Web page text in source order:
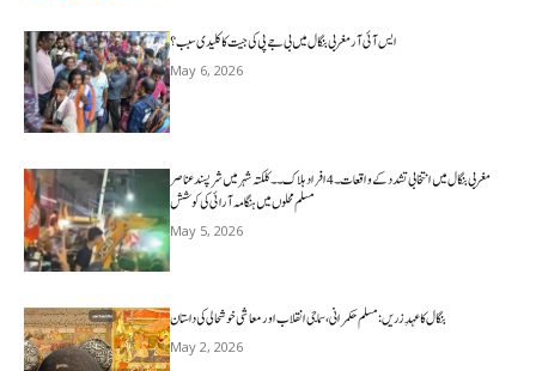
ایس آئی آر مغربی بنگال میں بی جے پی کی جیت کا کلیدی سبب؟
May 6, 2026
مغربی بنگال میں انتخابی تشدد کے واقعات۔4افراد ہلاک۔۔کلکتہ شہر میں شرپسندعناصر
مسلم محلوں میں ہنگامہ آرائی کی کوشش
May 5, 2026
بنگال کا عہدِ زریں: مسلم حکمرانی، سماجی انقلاب اور معاشی خوشحالی کی داستان
May 2, 2026